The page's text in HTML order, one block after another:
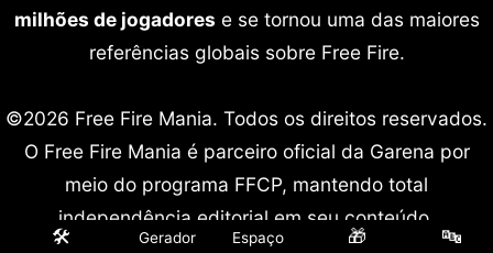
milhões de jogadores e se tornou uma das maiores
referências globais sobre Free Fire.
©2026 Free Fire Mania. Todos os direitos reservados.
O Free Fire Mania é parceiro oficial da Garena por
meio do programa FFCP, mantendo total
independência editorial em seu conteúdo.
🛠️ Gerador Espaço 🎁 🔤